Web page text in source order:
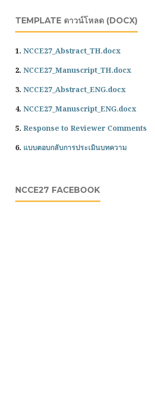
TEMPLATE ดาวน์โหลด (DOCX)
1. NCCE27_Abstract_TH.docx
2. NCCE27_Manuscript_TH.docx
3. NCCE27_Abstract_ENG.docx
4. NCCE27_Manuscript_ENG.docx
5. Response to Reviewer Comments
6. แบบตอบกลับการประเมินบทความ
NCCE27 FACEBOOK